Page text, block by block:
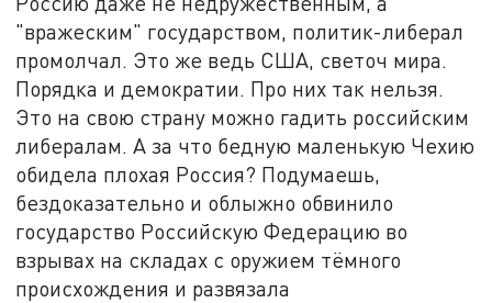
"вражеским" государством, политик-либерал
промолчал. Это же ведь США, светоч мира.
Порядка и демократии. Про них так нельзя.
Это на свою страну можно гадить российским
либералам. А за что бедную маленькую Чехию
обидела плохая Россия? Подумаешь,
бездоказательно и облыжно обвинило
государство Российскую Федерацию во
взрывах на складах с оружием тёмного
происхождения и развязала